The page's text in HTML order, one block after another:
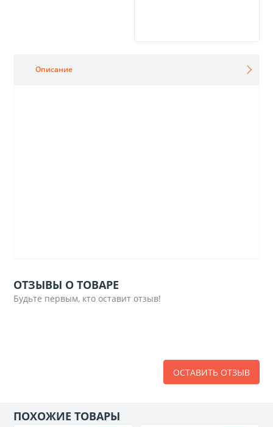
Описание
ОТЗЫВЫ О ТОВАРЕ
Будьте первым, кто оставит отзыв!
ОСТАВИТЬ ОТЗЫВ
ПОХОЖИЕ ТОВАРЫ